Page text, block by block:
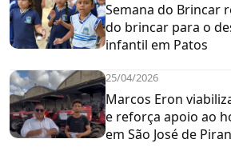
Semana do Brincar
do brincar para o
infantil em Patos
25/04/2026
Marcos Eron
e reforça apoio ao
em São José de